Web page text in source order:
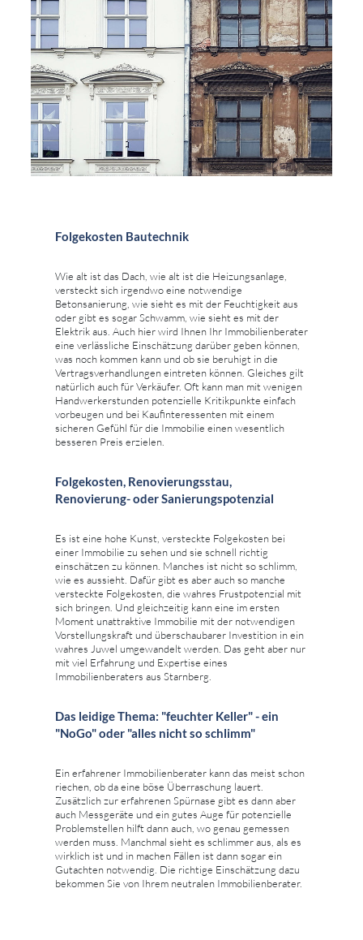
Folgekosten Bautechnik
Wie alt ist das Dach, wie alt ist die Heizungsanlage,
versteckt sich irgendwo eine notwendige
Betonsanierung, wie sieht es mit der Feuchtigkeit aus
oder gibt es sogar Schwamm, wie sieht es mit der
Elektrik aus. Auch hier wird Ihnen Ihr Immobilienberater
eine verlässliche Einschätzung darüber geben können,
was noch kommen kann und ob sie beruhigt in die
Vertragsverhandlungen eintreten können. Gleiches gilt
natürlich auch für Verkäufer. Oft kann man mit wenigen
Handwerkerstunden potenzielle Kritikpunkte einfach
vorbeugen und bei Kaufinteressenten mit einem
sicheren Gefühl für die Immobilie einen wesentlich
besseren Preis erzielen.
Folgekosten, Renovierungsstau,
Renovierung- oder Sanierungspotenzial
Es ist eine hohe Kunst, versteckte Folgekosten bei
einer Immobilie zu sehen und sie schnell richtig
einschätzen zu können. Manches ist nicht so schlimm,
wie es aussieht. Dafür gibt es aber auch so manche
versteckte Folgekosten, die wahres Frustpotenzial mit
sich bringen. Und gleichzeitig kann eine im ersten
Moment unattraktive Immobilie mit der notwendigen
Vorstellungskraft und überschaubarer Investition in ein
wahres Juwel umgewandelt werden. Das geht aber nur
mit viel Erfahrung und Expertise eines
Immobilienberaters aus Starnberg.
Das leidige Thema: "feuchter Keller" - ein
"NoGo" oder "alles nicht so schlimm"
Ein erfahrener Immobilienberater kann das meist schon
riechen, ob da eine böse Überraschung lauert.
Zusätzlich zur erfahrenen Spürnase gibt es dann aber
auch Messgeräte und ein gutes Auge für potenzielle
Problemstellen hilft dann auch, wo genau gemessen
werden muss. Manchmal sieht es schlimmer aus, als es
wirklich ist und in machen Fällen ist dann sogar ein
Gutachten notwendig. Die richtige Einschätzung dazu
bekommen Sie von Ihrem neutralen Immobilienberater.